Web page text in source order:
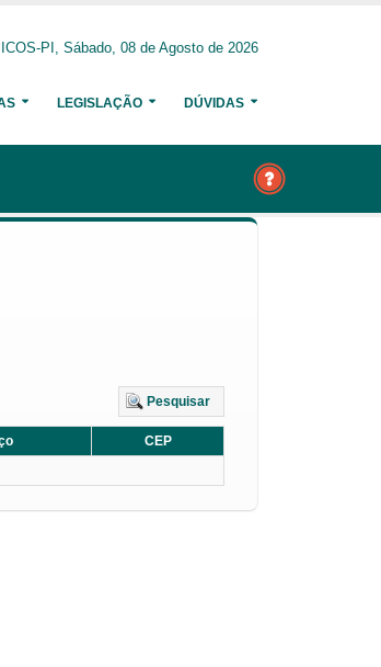
PI, Sábado, 08 de Agosto de 2026
LEGISLAÇÃO DÚVIDAS
Pesquisar
CEP